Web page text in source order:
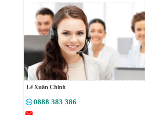
Lê Xuân Chinh
0888 383 386